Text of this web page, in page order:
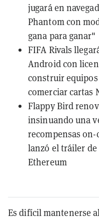
jugará en
Phantom con
gana para ganar"
FIFA Rivals
Android con
construir
comerciar cartas
Flappy Bird
insinuando una
recompensas on-
lanzó el tráiler
Ethereum
Es difícil mantenerse